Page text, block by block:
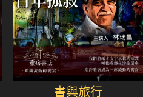
書與旅行